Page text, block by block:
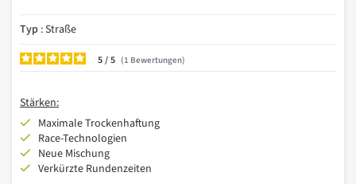
Typ : Straße
5/ 1 Bewertungen
Stärken:
Maximale Trockenhaftung
Race-Technologien
Neue Mischung
Verkürzte Rundenzeiten